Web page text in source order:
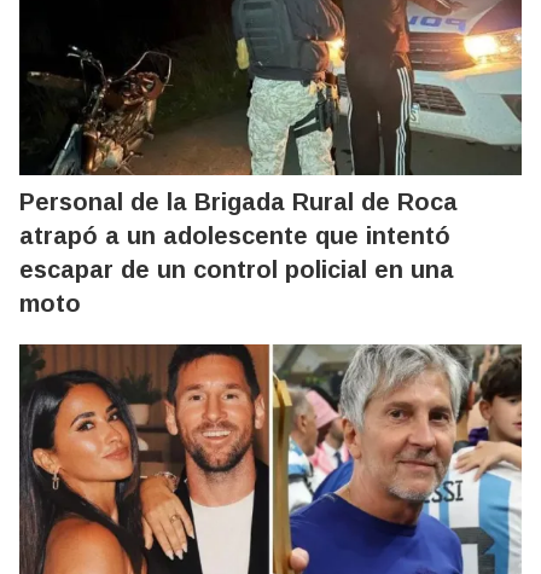
Personal de la Brigada Rural de Roca
atrapó a un adolescente que intentó
escapar de un control policial en una
moto